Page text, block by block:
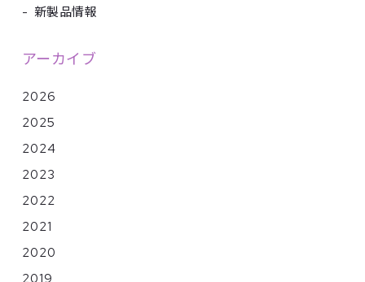
- 新製品情報
アーカイブ
2026
2025
2024
2023
2022
2021
2020
2019